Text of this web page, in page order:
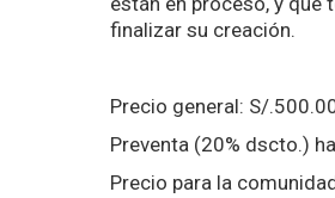
finalizar su creación.
Precio general: S/
Preventa (20% dscto.)
Precio para la